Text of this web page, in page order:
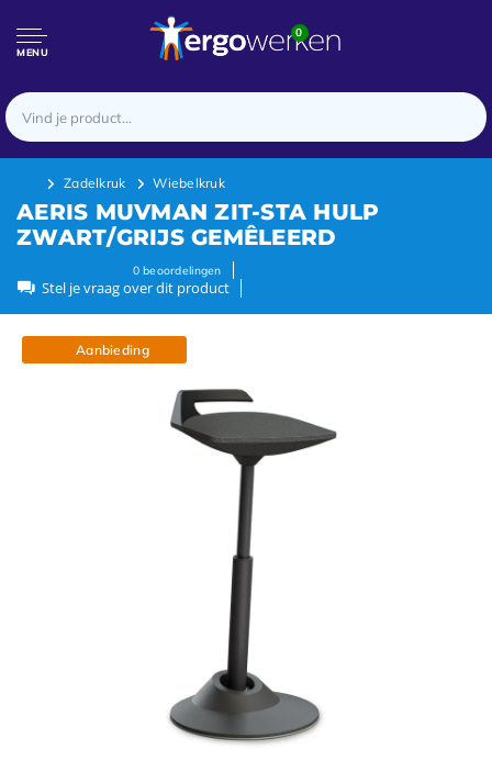
MENU
0
Zadelkruk Wiebelkruk
AERIS MUVMAN ZIT-STA HULP
ZWART/GRIJS GEMÊLEERD
0beoordelingen
Stel je vraag over dit product
Aanbieding